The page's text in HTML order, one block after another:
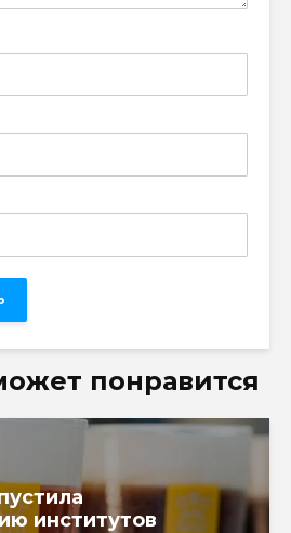
понравится
институтов